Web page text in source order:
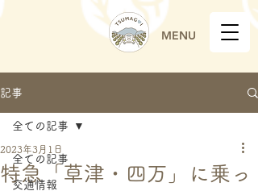
MENU
記事
全ての記事
交通情報
全ての記事
特急「草津・四万」に乗っ
2023年3月1日